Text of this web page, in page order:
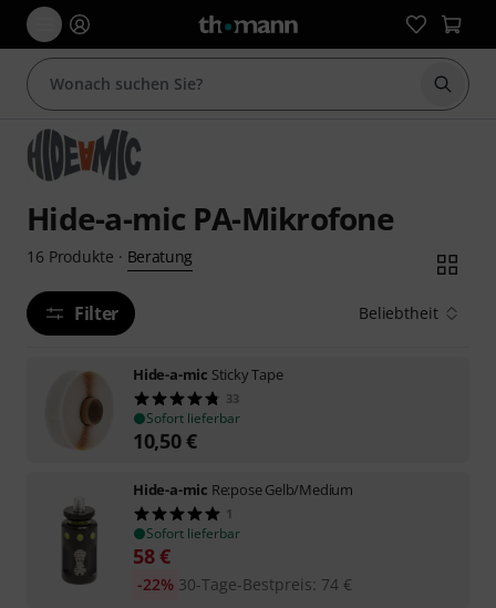
Suche
Hide-a-mic PA-Mikrofone
16 Produkte · Beratung
Filter Beliebtheit
Hide-a-mic Sticky Tape
33
Sofort lieferbar
10,50€
Hide-a-mic Re:pose Gelb/Medium
1
Sofort lieferbar
58€
30-Tage-Bestpreis: 74 €
-22%